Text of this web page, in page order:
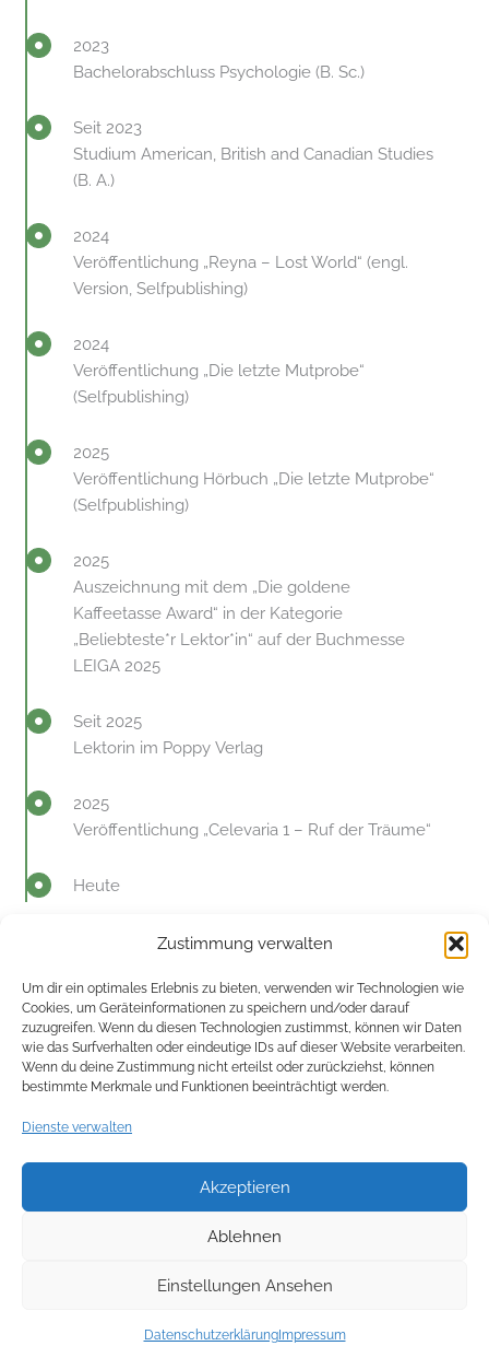
Zustimmung verwalten
Um dir ein optimales Erlebnis zu bieten, verwenden wir Technologien wie
Cookies, um Geräteinformationen zu speichern und/oder darauf
zuzugreifen. Wenn du diesen Technologien zustimmst, können wir Daten
wie das Surfverhalten oder eindeutige IDs auf dieser Website verarbeiten.
Wenn du deine Zustimmung nicht erteilst oder zurückziehst, können
bestimmte Merkmale und Funktionen beeinträchtigt werden.
Dienste verwalten
Akzeptieren
Ablehnen
Einstellungen Ansehen
DatenschutzerklärungImpressum
2023
Bachelorabschluss Psychologie (B. Sc.)
Seit 2023
Studium American, British and Canadian Studies
(B. A.)
2024
Veröffentlichung „Reyna – Lost World“ (engl.
Version, Selfpublishing)
2024
Veröffentlichung „Die letzte Mutprobe“
(Selfpublishing)
2025
Veröffentlichung Hörbuch „Die letzte Mutprobe“
(Selfpublishing)
2025
Auszeichnung mit dem „Die goldene
Kaffeetasse Award“ in der Kategorie
„Beliebteste*r Lektor*in“ auf der Buchmesse
LEIGA 2025
Seit 2025
Lektorin im Poppy Verlag
2025
Veröffentlichung „Celevaria 1 – Ruf der Träume“
Heute
Impressum
Kontakt